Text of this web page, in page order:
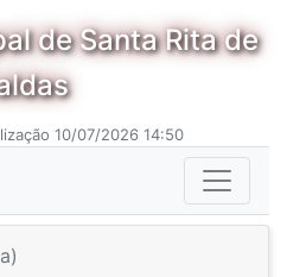
de Santa Rita de
10/07/2026 14:50